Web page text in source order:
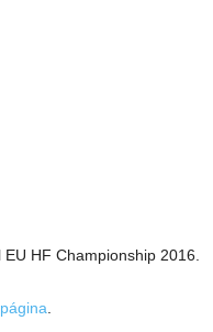
HF Championship 2016.
página